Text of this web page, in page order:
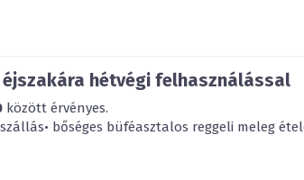
hétvégi felhasználással
között érvényes.
bőséges büféasztalos reggeli meleg